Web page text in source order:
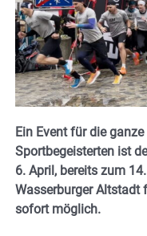
Ein Event für die
Sportbegeisterten ist
6. April, bereits zum
Wasserburger Altstadt
sofort möglich.